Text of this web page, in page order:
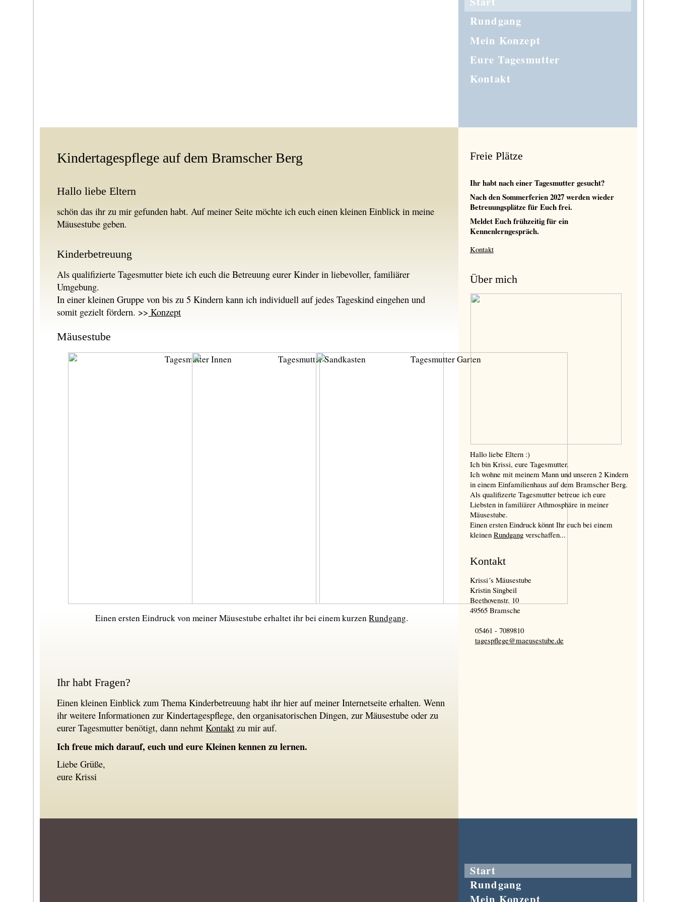
Rundgang
Mein Konzept
Eure Tagesmutter
Kontakt
Kindertagespflege auf dem Bramscher Berg
Hallo liebe Eltern
schön das ihr zu mir gefunden habt. Auf meiner Seite möchte ich euch einen kleinen Einblick in meine
Mäusestube geben.
Kinderbetreuung
Als qualifizierte Tagesmutter biete ich euch die Betreuung eurer Kinder in liebevoller, familiärer
Umgebung.
In einer kleinen Gruppe von bis zu 5 Kindern kann ich individuell auf jedes Tageskind eingehen und
somit gezielt fördern. >> Konzept
Mäusestube
Einen ersten Eindruck von meiner Mäusestube erhaltet ihr bei einem kurzenRundgang.
Ihr habt Fragen?
Einen kleinen Einblick zum Thema Kinderbetreuung habt ihr hier auf meiner Internetseite erhalten. Wenn
ihr weitere Informationen zur Kindertagespflege, den organisatorischen Dingen, zur Mäusestube oder zu
eurer Tagesmutter benötigt, dann nehmtKontakt zu mir auf.
Ich freue mich darauf, euch und eure Kleinen kennen zu lernen.
Liebe Grüße,
eure Krissi
Freie Plätze
Ihr habt nach einer Tagesmutter gesucht?
Nach den Sommerferien 2027 werden wieder
Betreuungsplätze für Euch frei.
Meldet Euch frühzeitig für ein
Kennenlerngespräch.
Kontakt
Über mich
Hallo liebe Eltern :)
Ich bin Krissi, eure Tagesmutter.
Ich wohne mit meinem Mann und unseren 2 Kindern
in einem Einfamilienhaus auf dem Bramscher Berg.
Als qualifizerte Tagesmutter betreue ich eure
Liebsten in familiärer Athmosphäre in meiner
Mäusestube.
Einen ersten Eindruck könnt Ihr euch bei einem
kleinen Rundgangverschaffen...
Kontakt
Krissi´s Mäusestube
Kristin Singbeil
Beethovenstr. 10
49565 Bramsche
05461 - 7089810
Start
Rundgang
Mein Konzept